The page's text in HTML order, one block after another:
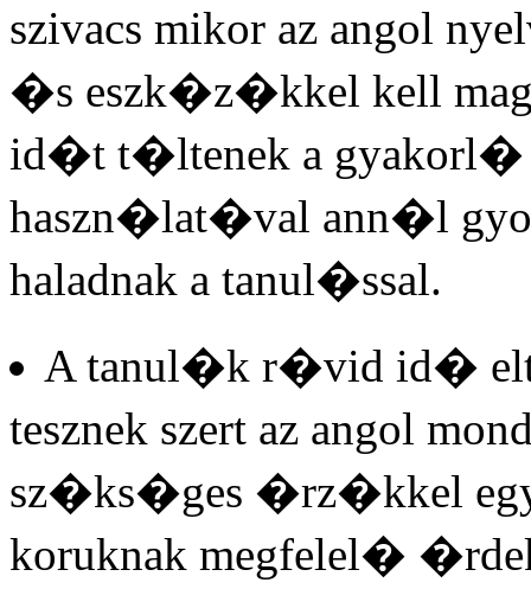
szivacs mikor az angol
�s eszk�z�kkel kell
id�t t�ltenek a
haszn�lat�val ann�l
haladnak a tanul�ssal.
A tanul�k r�vid id�
tesznek szert az angol
sz�ks�ges �rz�kkel
koruknak megfelel�